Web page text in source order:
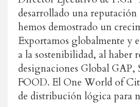
desarrollado una reputación
hemos demostrado un
Exportamos globalmente y
a la sostenibilidad, al haber
designaciones Global GAP,
FOOD. El One World of
de distribución lógica para